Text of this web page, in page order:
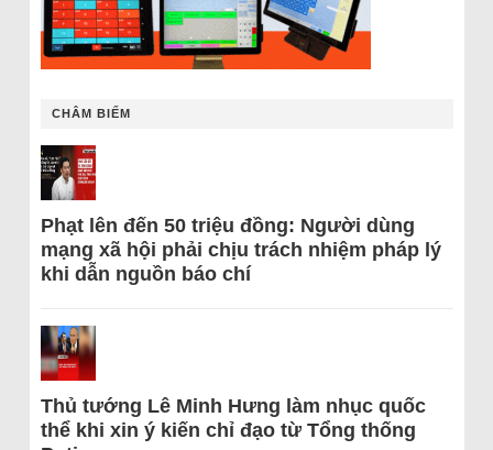
CHÂM BIẾM
Phạt lên đến 50 triệu đồng: Người dùng
mạng xã hội phải chịu trách nhiệm pháp lý
khi dẫn nguồn báo chí
Thủ tướng Lê Minh Hưng làm nhục quốc
thể khi xin ý kiến chỉ đạo từ Tổng thống